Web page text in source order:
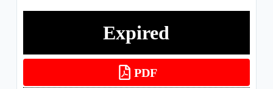
Expired
PDF